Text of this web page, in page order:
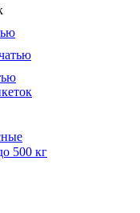
500 кг